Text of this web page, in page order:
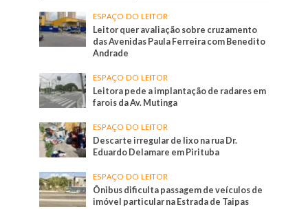
ESPAÇO DO LEITOR
Leitor quer avaliação sobre cruzamento
das Avenidas Paula Ferreira com Benedito
Andrade
ESPAÇO DO LEITOR
Leitora pede a implantação de radares em
farois da Av. Mutinga
ESPAÇO DO LEITOR
Descarte irregular de lixo na rua Dr.
Eduardo Delamare em Pirituba
ESPAÇO DO LEITOR
Ônibus dificulta passagem de veículos de
imóvel particular na Estrada de Taipas